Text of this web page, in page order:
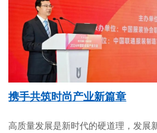
携手共筑时尚产业新篇章
高质量发展是新时代的硬道理，发展